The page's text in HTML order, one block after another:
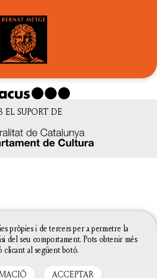
EL SUPORT DE
pròpies i de tercers per a permetre la
del seu comportament. Pots obtenir més
clicant al següent botó.
ACCEPTAR